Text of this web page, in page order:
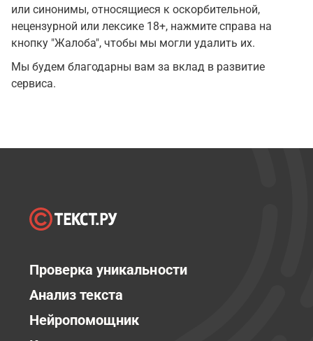
или синонимы, относящиеся к оскорбительной,
нецензурной или лексике 18+, нажмите справа на
кнопку "Жалоба", чтобы мы могли удалить их.
Мы будем благодарны вам за вклад в развитие
сервиса.
Проверка уникальности
Анализ текста
Нейропомощник